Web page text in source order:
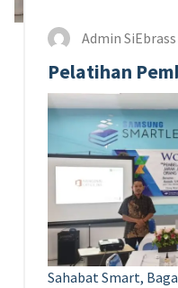
Admin SiEbrass
Pelatihan
Sahabat Smart,